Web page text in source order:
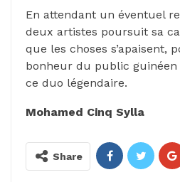
En attendant un éventuel
deux artistes poursuit sa
que les choses s’apaisent,
bonheur du public
ce duo légendaire.
Mohamed Cinq Sylla
Share